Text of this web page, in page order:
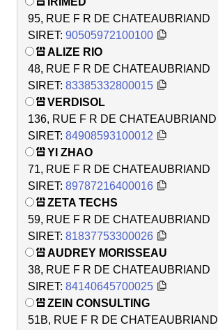
95, RUE F R DE CHATEAUBRIAND
SIRET: 90505972100100
ALIZE RIO
48, RUE F R DE CHATEAUBRIAND
SIRET: 83385332800015
VERDISOL
136, RUE F R DE CHATEAUBRIAND
SIRET: 84908593100012
YI ZHAO
71, RUE F R DE CHATEAUBRIAND
SIRET: 89787216400016
ZETA TECHS
59, RUE F R DE CHATEAUBRIAND
SIRET: 81837753300026
AUDREY MORISSEAU
38, RUE F R DE CHATEAUBRIAND
SIRET: 84140645700025
ZEIN CONSULTING
51B, RUE F R DE CHATEAUBRIAND